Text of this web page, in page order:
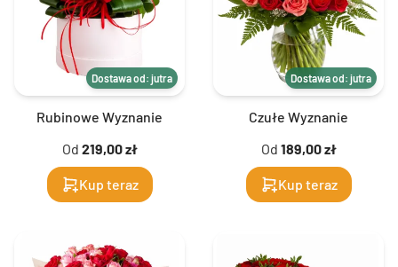
Dostawa od: jutra
Rubinowe Wyznanie
Od 219,00 zł
Kup teraz
Dostawa od: jutra
Czułe Wyznanie
Od 189,00 zł
Kup teraz